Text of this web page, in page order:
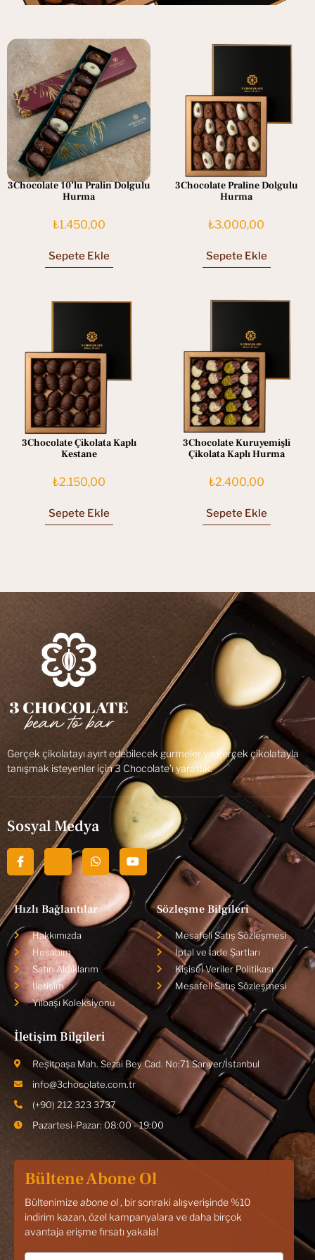
3Chocolate 10’lu Pralin Dolgulu
Hurma
₺1.450,00
Sepete Ekle
3Chocolate Praline Dolgulu
Hurma
₺3.000,00
Sepete Ekle
3Chocolate Çikolata Kaplı
Kestane
₺2.150,00
Sepete Ekle
3Chocolate Kuruyemişli
Çikolata Kaplı Hurma
₺2.400,00
Sepete Ekle
Gerçek çikolatayı ayırt edebilecek gurmeler ve gerçek çikolatayla
tanışmak isteyenler için 3 Chocolate’ı yarattık.
Sosyal Medya
Hızlı Bağlantılar
Hakkımızda
Hesabım
Satın Aldıklarım
İletişim
Yılbaşı Koleksiyonu
Sözleşme Bilgileri
Mesafeli Satış Sözleşmesi
İptal ve İade Şartları
Kişisel Veriler Politikası
Mesafeli Satış Sözleşmesi
İletişim Bilgileri
Reşitpaşa Mah. Sezai Bey Cad. No:71 Sarıyer/İstanbul
info@3chocolate.com.tr
(+90) 212 323 3737
Pazartesi-Pazar: 08:00 - 19:00
Bültene Abone Ol
Bültenimizeabone ol , bir sonraki alışverişinde %10
indirim kazan, özel kampanyalara ve daha birçok
avantaja erişme fırsatı yakala!